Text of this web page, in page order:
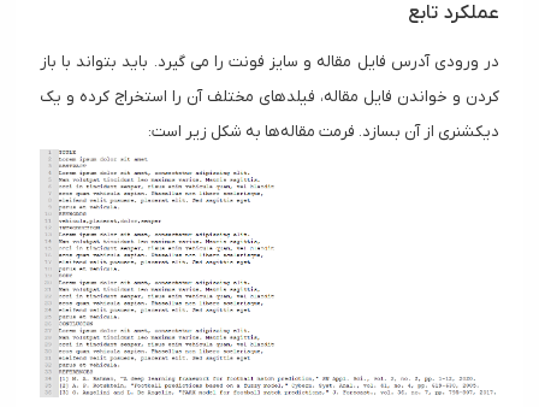
عملکرد تابع
در ورودی آدرس فایل مقاله و سایز فونت را می گیرد. باید بتواند با باز
کردن و خواندن فایل مقاله، فیلدهای مختلف آن را استخراج کرده و یک
دیکشنری از آن بسازد. فرمت مقاله‌ها به شکل زیر است: